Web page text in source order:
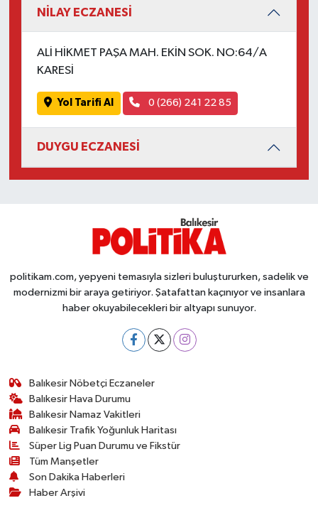
NİLAY ECZANESİ
ALİ HİKMET PAŞA MAH. EKİN SOK. NO:64/A
KARESİ
Yol Tarifi Al 0 (266) 241 22 85
DUYGU ECZANESİ
politikam.com, yepyeni temasıyla sizleri buluştururken, sadelik ve
modernizmi bir araya getiriyor. Şatafattan kaçınıyor ve insanlara
haber okuyabilecekleri bir altyapı sunuyor.
Balıkesir Nöbetçi Eczaneler
Balıkesir Hava Durumu
Balıkesir Namaz Vakitleri
Balıkesir Trafik Yoğunluk Haritası
Süper Lig Puan Durumu ve Fikstür
Tüm Manşetler
Son Dakika Haberleri
Haber Arşivi
Savaştepe
Sındırgı
SPOR
TEKNOLOJİ
VİZYONDAKİLER
YAŞAM